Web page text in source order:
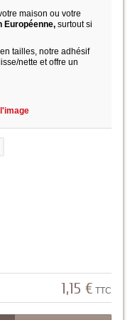
maison ou votre
Européenne, surtout si
tailles, notre adhésif
nette et offre un
1,15 € TTC